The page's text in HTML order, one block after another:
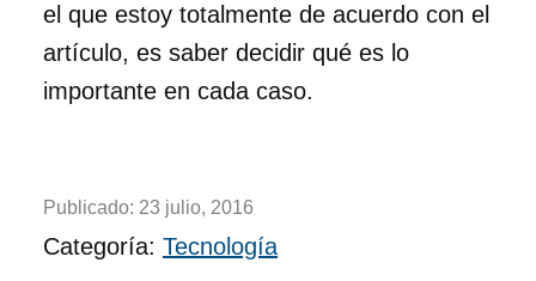
el que estoy totalmente de acuerdo con el
artículo, es saber decidir qué es lo
importante en cada caso.
Publicado: 23 julio, 2016
Categoría: Tecnología